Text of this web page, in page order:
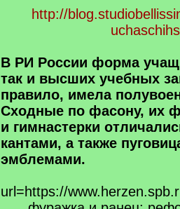
http://
В РИ России форма
так и высших учебных
правило, имела
Сходные по фасону, их
и гимнастерки
кантами, а также
эмблемами.
url=https://